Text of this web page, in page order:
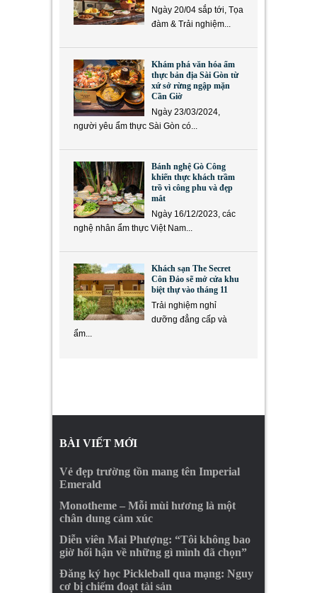
Ngày 20/04 sắp tới, Tọa
đàm & Trải nghiệm...
Khám phá văn hóa ẩm
thực bản địa Sài Gòn từ
xứ sở rừng ngập mặn
Cần Giờ
Ngày 23/03/2024,
người yêu ẩm thực Sài Gòn có...
Bánh nghệ Gò Công
khiến thực khách trầm
trồ vì công phu và đẹp
mắt
Ngày 16/12/2023, các
nghệ nhân ẩm thực Việt Nam...
Khách sạn The Secret
Côn Đảo sẽ mở cửa khu
biệt thự vào tháng 11
Trải nghiệm nghỉ
dưỡng đẳng cấp và
ẩm...
BÀI VIẾT MỚI
Vẻ đẹp trường tồn mang tên Imperial
Emerald
Monotheme – Mỗi mùi hương là một
chân dung cảm xúc
Diễn viên Mai Phượng: “Tôi không bao
giờ hối hận về những gì mình đã chọn”
Đăng ký học Pickleball qua mạng: Nguy
cơ bị chiếm đoạt tài sản